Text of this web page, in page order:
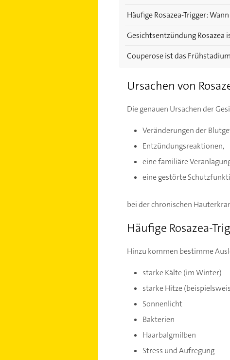
Häufige Rosazea-Trigger:
Gesichtsentzündung Rosazea
Couperose ist das
Ursachen von
Die genauen Ursachen der
Veränderungen der
Entzündungsreaktionen,
eine familiäre
eine gestörte
bei der chronischen
Häufige Rosazea-
Hinzu kommen bestimme
starke Kälte (im Winter)
starke Hitze
Sonnenlicht
Bakterien
Haarbalgmilben
Stress und Aufregung